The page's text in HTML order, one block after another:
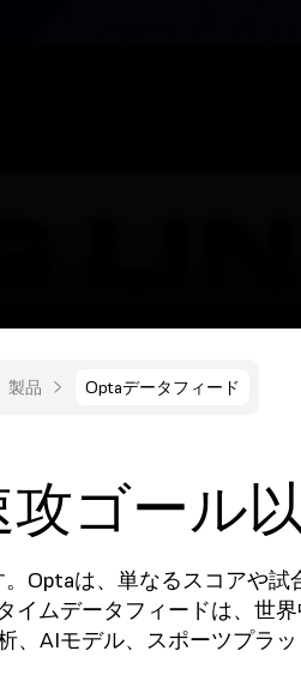
製品 Optaデータフィード
ゴール
Optaは、単なるスコアや試
ムデータフィードは、世
AIモデル、スポーツプラッ